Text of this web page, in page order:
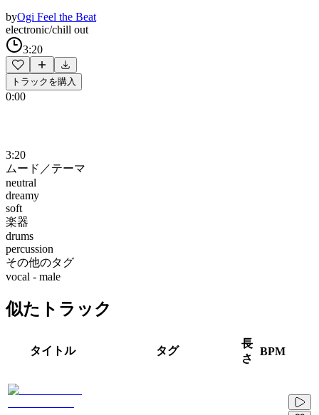
byOgi Feel the Beat
electronic/chill out
3:20
トラックを購入
0:00
3:20
ムード／テーマ
neutral
dreamy
soft
楽器
drums
percussion
その他のタグ
vocal - male
似たトラック
タイトル タグ
長
さ
BPM